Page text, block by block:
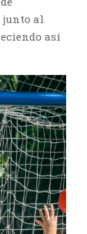
junto al
así